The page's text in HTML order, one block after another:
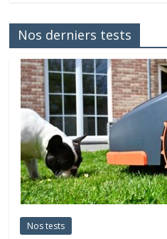
Nos derniers tests
Nos tests